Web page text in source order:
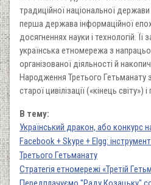
традиційної національної
перша держава інформаційної
досягненнях науки і технологій.
українська етномережа з
організованої діяльності й
Народження Третього Гетьманату
старої цивілізації («кінець
В тему:
Український дракон, або конкурс
Facebook + Skype + Elgg:
Третього Гетьманату
Стратегія етномережі «Третій